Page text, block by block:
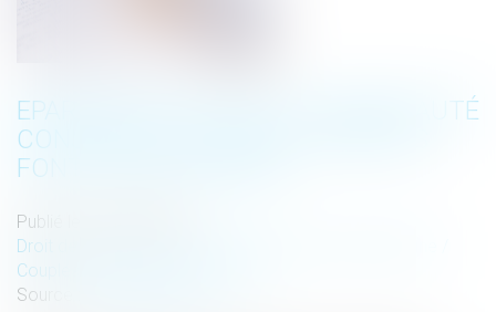
EPARGNE RETRAITE ET COMMUNAUTÉ
CONJUGALE : LES BONS COMPTES
FONT LES BONS AMIS !
Publié le :
Droit de la famille, des personnes et de leur patrimoine
Couples et régime matrimoniaux
Source :